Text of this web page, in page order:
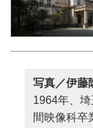
写真／伊藤
1964年、
間映像科卒